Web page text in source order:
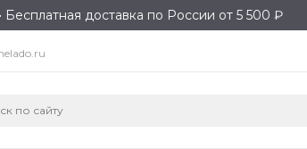
• Бесплатная доставка по России от 5 500 ₽